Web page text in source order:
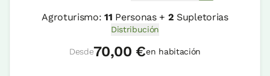
Agroturismo:11 Personas + 2 Supletorias
Distribución
Desde70,00 €en habitación